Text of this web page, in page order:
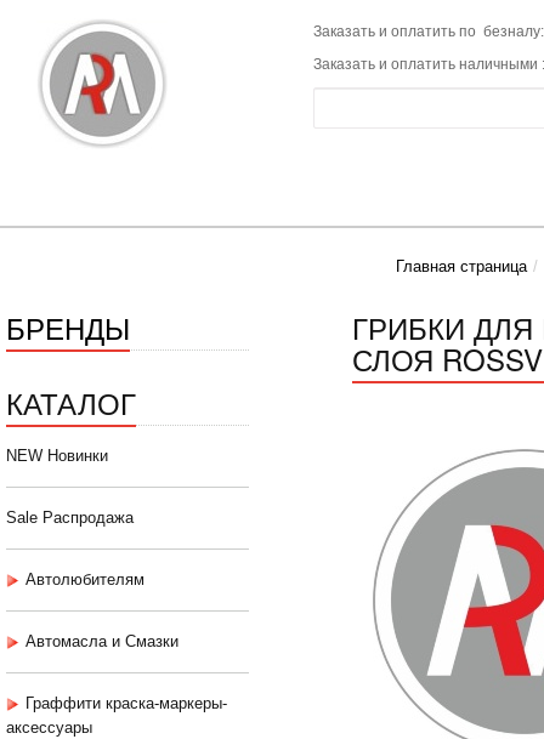
Заказать и оплатить по
Заказать и оплатить наличными
Главная страница
БРЕНДЫ
КАТАЛОГ
NEW Новинки
Sale Распродажа
Автолюбителям
Автомасла и Смазки
Граффити краска-маркеры-
аксессуары
ГРИБКИ
СЛОЯ